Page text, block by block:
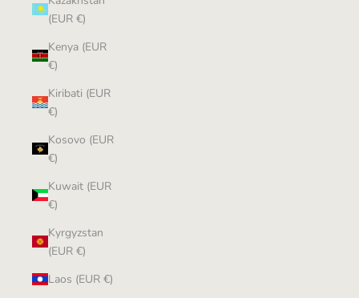
(EUR €)
Kenya (EUR
€)
Kiribati (EUR
€)
Kosovo (EUR
€)
Kuwait (EUR
€)
Kyrgyzstan
(EUR €)
Laos (EUR €)